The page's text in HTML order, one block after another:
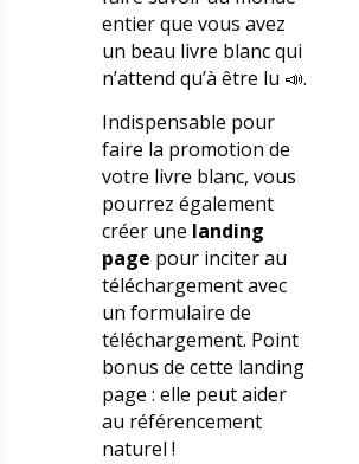
entier que vous avez
un beau livre blanc qui
n’attend qu’à être lu 📣.
Indispensable pour
faire la promotion de
votre livre blanc, vous
pourrez également
créer une landing
page pour inciter au
téléchargement avec
un formulaire de
téléchargement. Point
bonus de cette landing
page : elle peut aider
au référencement
naturel !